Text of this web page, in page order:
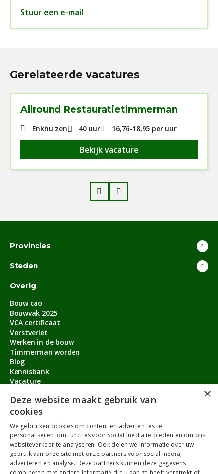
Stuur een e-mail
Gerelateerde vacatures
Allround Restauratietimmerman
Enkhuizen 40 uur 16,76-18,95 per uur
Bekijk vacature
Prev
Provincies
Steden
Overig
Bouw cao
Bouwvak 2025
VCA certificaat
Vorstverlet
Werken in de bouw
Timmerman worden
Blog
Kennisbank
Vacature
Contact
Over ons
service@timmermanvacature.nl
088-7060802
×
Deze website maakt gebruik van
cookies
We gebruiken cookies om content en advertenties te
personaliseren, om functies voor social media te bieden en om ons
websiteverkeer te analyseren. Ook delen we informatie over uw
gebruik van onze site met onze partners voor social media,
adverteren en analyse. Deze partners kunnen deze gegevens
combineren met andere informatie die u aan ze heeft verstrekt of